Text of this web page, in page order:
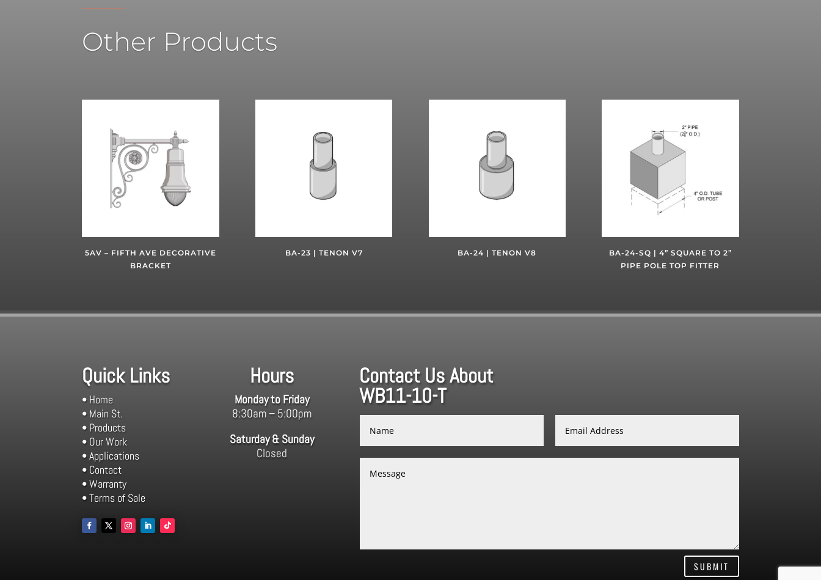
Other Products
5AV – FIFTH AVE DECORATIVE
BRACKET
BA-23 | TENON V7 BA-24 | TENON V8
BA-24-SQ | 4” SQUARE TO 2”
PIPE POLE TOP FITTER
Quick Links
• Home
• Main St.
• Products
• Our Work
• Applications
• Contact
• Warranty
• Terms of Sale
Hours
Monday to Friday
8:30am – 5:00pm
Saturday & Sunday
Closed
Contact Us About
WB11-10-T
SUBMIT